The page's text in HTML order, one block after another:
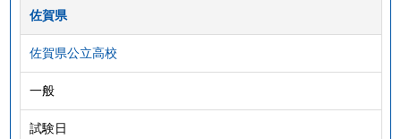
佐賀県
佐賀県公立高校
一般
試験日